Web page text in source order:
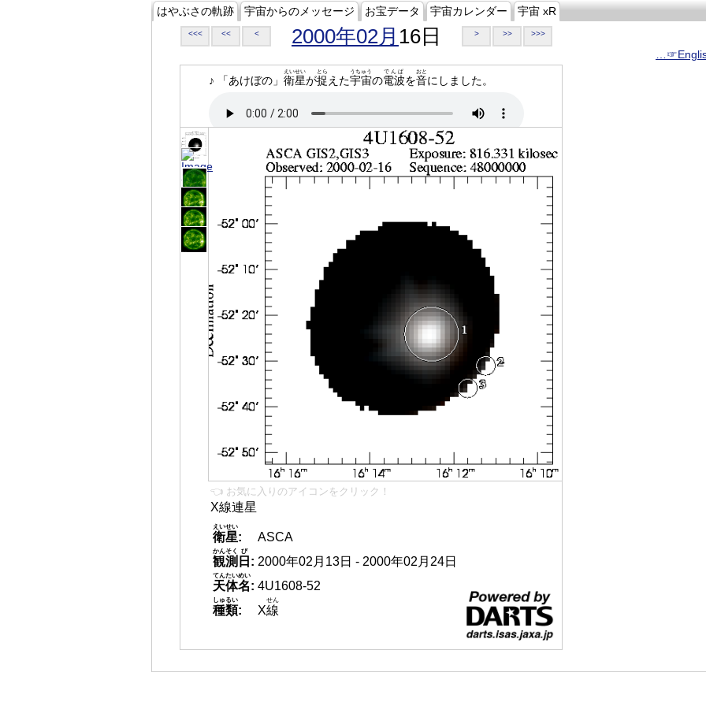
はやぶさの軌跡 宇宙からのメッセージ お宝データ 宇宙カレンダー 宇宙 xR
<<< << < 2000年02月 16日 > >> >>>
♪ 「あけぼの」 衛星
えいせい
が捉
とら
えた宇宙
うちゅう
の電波
でんぱ
を音
おと
にしました。
👈 お気に入りのアイコンをクリック！
X線連星
衛星
えいせい
:
ASCA
観測
かんそく
日
び
: 2000年02月13日 - 2000年02月24日
天体名
てんたいめい
: 4U1608-52
種類
しゅるい
: X線
せん